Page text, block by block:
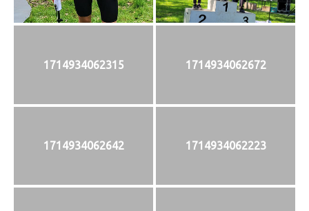
1714934062315 1714934062672
1714934062642 1714934062223